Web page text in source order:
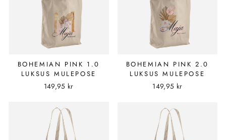
BOHEMIAN PINK 1.0
LUKSUS MULEPOSE
149,95 kr
BOHEMIAN PINK 2.0
LUKSUS MULEPOSE
149,95 kr